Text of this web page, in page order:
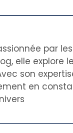
par
elle explore
son
en